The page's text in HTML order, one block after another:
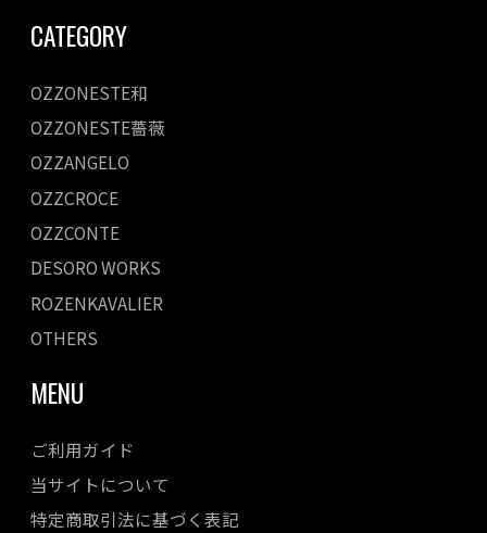
CATEGORY
OZZONESTE和
OZZONESTE薔薇
OZZANGELO
OZZCROCE
OZZCONTE
DESORO WORKS
ROZENKAVALIER
OTHERS
MENU
ご利用ガイド
当サイトについて
特定商取引法に基づく表記